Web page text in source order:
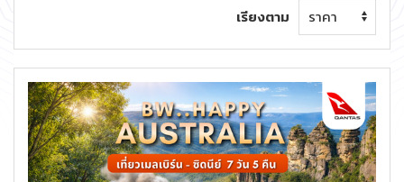
เรียงตาม